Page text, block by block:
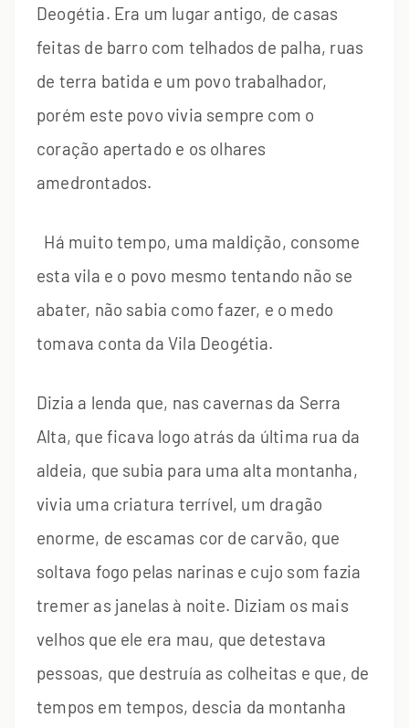
Deogétia. Era um lugar antigo, de casas
feitas de barro com telhados de palha, ruas
de terra batida e um povo trabalhador,
porém este povo vivia sempre com o
coração apertado e os olhares
amedrontados.
Há muito tempo, uma maldição, consome
esta vila e o povo mesmo tentando não se
abater, não sabia como fazer, e o medo
tomava conta da Vila Deogétia.
Dizia a lenda que, nas cavernas da Serra
Alta, que ficava logo atrás da última rua da
aldeia, que subia para uma alta montanha,
vivia uma criatura terrível, um dragão
enorme, de escamas cor de carvão, que
soltava fogo pelas narinas e cujo som fazia
tremer as janelas à noite. Diziam os mais
velhos que ele era mau, que detestava
pessoas, que destruía as colheitas e que, de
tempos em tempos, descia da montanha